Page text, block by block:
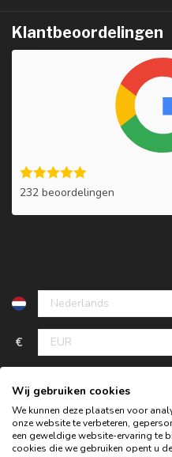
Klantbeoordelingen
232 beoordelingen
€
Wij gebruiken cookies
We kunnen deze plaatsen voor
onze website te verbeteren,
een geweldige website-ervaring te
cookies die we gebruiken opent u